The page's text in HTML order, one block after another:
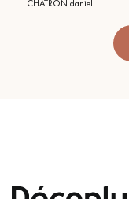
CHATRON daniel